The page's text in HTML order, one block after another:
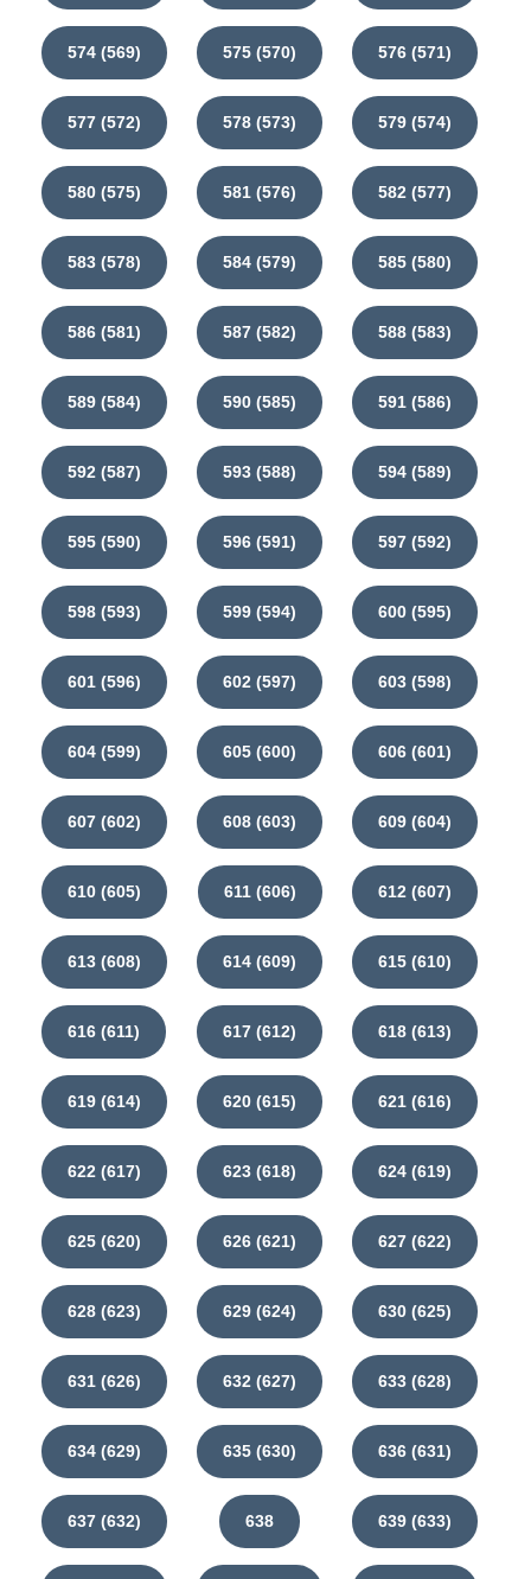
574 (569) 575 (570) 576 (571)
577 (572) 578 (573) 579 (574)
580 (575) 581 (576) 582 (577)
583 (578) 584 (579) 585 (580)
586 (581) 587 (582) 588 (583)
589 (584) 590 (585) 591 (586)
592 (587) 593 (588) 594 (589)
595 (590) 596 (591) 597 (592)
598 (593) 599 (594) 600 (595)
601 (596) 602 (597) 603 (598)
604 (599) 605 (600) 606 (601)
607 (602) 608 (603) 609 (604)
610 (605) 611 (606) 612 (607)
613 (608) 614 (609) 615 (610)
616 (611) 617 (612) 618 (613)
619 (614) 620 (615) 621 (616)
622 (617) 623 (618) 624 (619)
625 (620) 626 (621) 627 (622)
628 (623) 629 (624) 630 (625)
631 (626) 632 (627) 633 (628)
634 (629) 635 (630) 636 (631)
637 (632) 638 639 (633)